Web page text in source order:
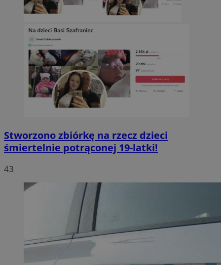
Stworzono zbiórkę na rzecz dzieci
śmiertelnie potrąconej 19-latki!
43